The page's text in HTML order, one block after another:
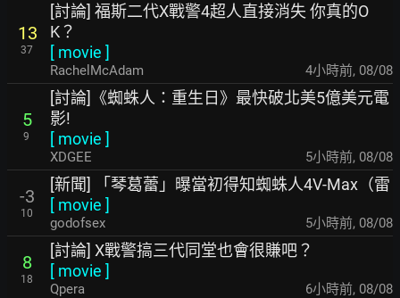
13
37
[討論] 福斯二代X戰警4超人直接消失 你真的O
K？
[ movie ]
RachelMcAdam 4小時前, 08/08
5
9
[討論]《蜘蛛人：重生日》最快破北美5億美元電
影!
[ movie ]
XDGEE 5小時前, 08/08
-3
10
[新聞] 「琴葛蕾」曝當初得知蜘蛛人4V-Max（雷
[ movie ]
godofsex 5小時前, 08/08
8
18
[討論] X戰警搞三代同堂也會很賺吧？
[ movie ]
Qpera 6小時前, 08/08